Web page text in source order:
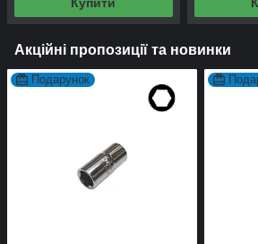
Акційні пропозиції та новинки
Подарунок